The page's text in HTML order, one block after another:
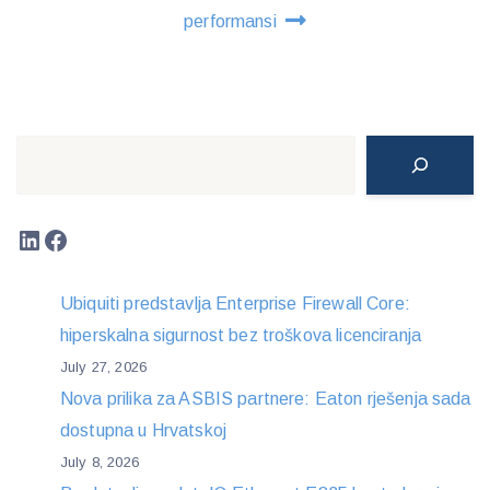
performansi
LinkedIn
Facebook
Ubiquiti predstavlja Enterprise Firewall Core:
hiperskalna sigurnost bez troškova licenciranja
July 27, 2026
Nova prilika za ASBIS partnere: Eaton rješenja sada
dostupna u Hrvatskoj
July 8, 2026